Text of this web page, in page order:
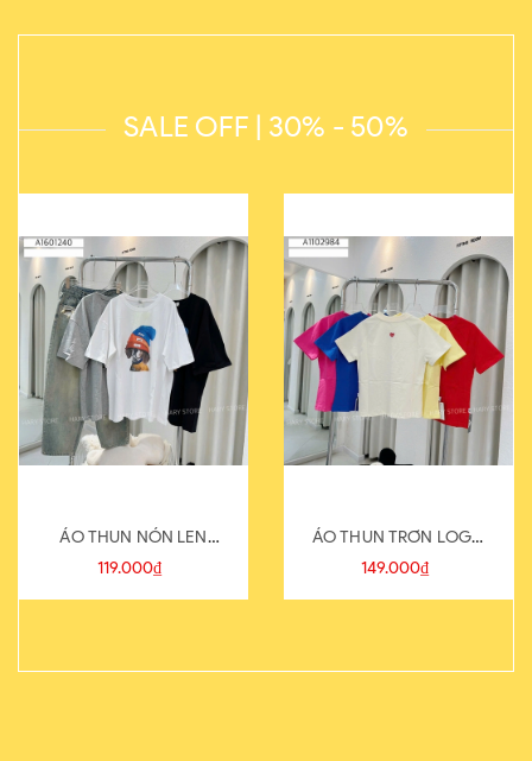
SALE OFF | 30% - 50%
ÁO THUN NÓN LEN
821-1
119.000₫
ÁO THUN TRƠN LOGO
SAU
149.000₫